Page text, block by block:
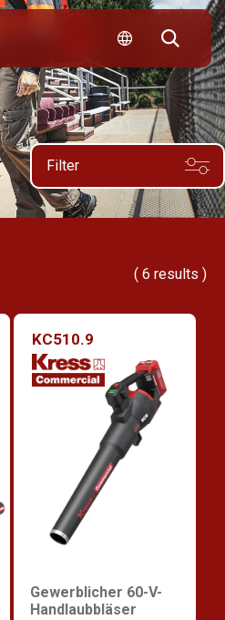
Filter
( 6 results )
KC510.9
Gewerblicher 60-V-
Handlaubbläser